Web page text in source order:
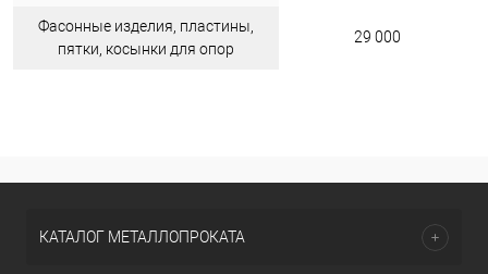
Фасонные изделия, пластины,
пятки, косынки для опор
29 000
КАТАЛОГ МЕТАЛЛОПРОКАТА